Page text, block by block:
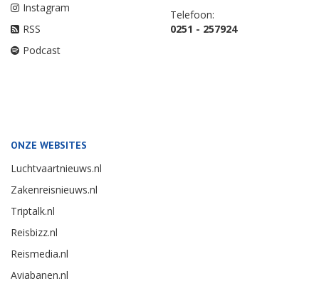
Instagram
RSS
Podcast
Telefoon:
0251 - 257924
ONZE WEBSITES
Luchtvaartnieuws.nl
Zakenreisnieuws.nl
Triptalk.nl
Reisbizz.nl
Reismedia.nl
Aviabanen.nl